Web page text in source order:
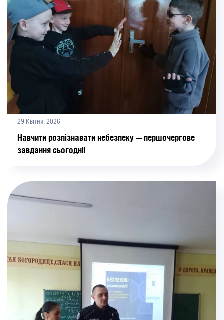
29 Квітня, 2026
Навчити розпізнавати небезпеку — першочергове
завдання сьогодні!